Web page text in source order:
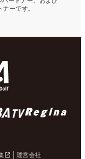
ーです。
運営会社